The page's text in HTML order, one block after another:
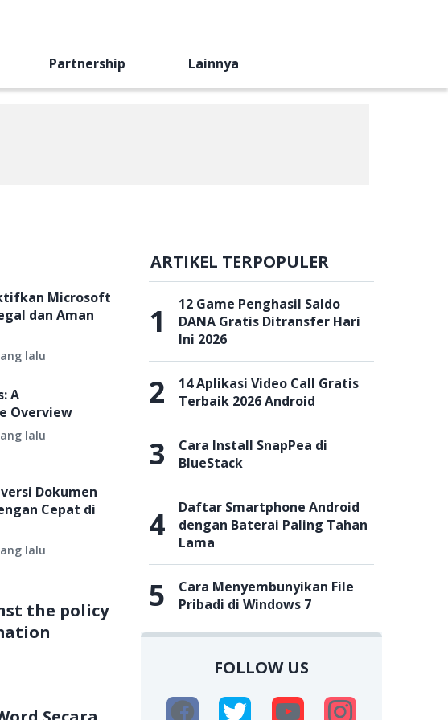
Partnership Lainnya
Microsoft
dan Aman
lalu
A
Overview
lalu
Dokumen
Cepat di
lalu
the policy
ARTIKEL TERPOPULER
1
12 Game Penghasil Saldo
DANA Gratis Ditransfer Hari
Ini 2026
2
14 Aplikasi Video Call Gratis
Terbaik 2026 Android
3
Cara Install SnapPea di
BlueStack
4
Daftar Smartphone Android
dengan Baterai Paling Tahan
Lama
5
Cara Menyembunyikan File
Pribadi di Windows 7
FOLLOW US